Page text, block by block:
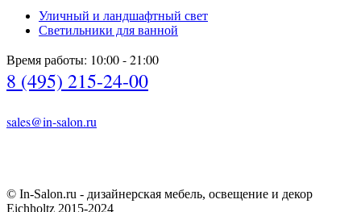
Уличный и ландшафтный свет
Светильники для ванной
Время работы: 10:00 - 21:00
8 (495) 215-24-00
sales@in-salon.ru
© In-Salon.ru - дизайнерская мебель, освещение и декор
Eichholtz 2015-2024